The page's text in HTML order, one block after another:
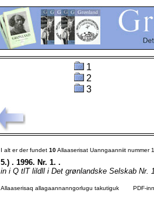
1
2
3
I alt er der fundet 10Allaaserisat Uanngaanniit nummer
5.) . 1996. Nr. 1. .
in i Q tlT lildll i Det grønlandske Selskab Nr.
Allaaserisaq allagaannanngorlugu takutiguk PDF-